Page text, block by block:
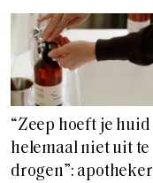
“Zeep hoeft je huid
helemaal niet uit te
drogen”: apotheker